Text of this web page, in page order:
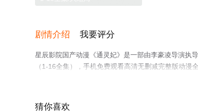
剧情介绍 我要评分
星辰影院国产动漫《通灵妃》是一部由李豪凌导演执
（1-16全集），手机免费观看高清无删减完整版动
猜你喜欢